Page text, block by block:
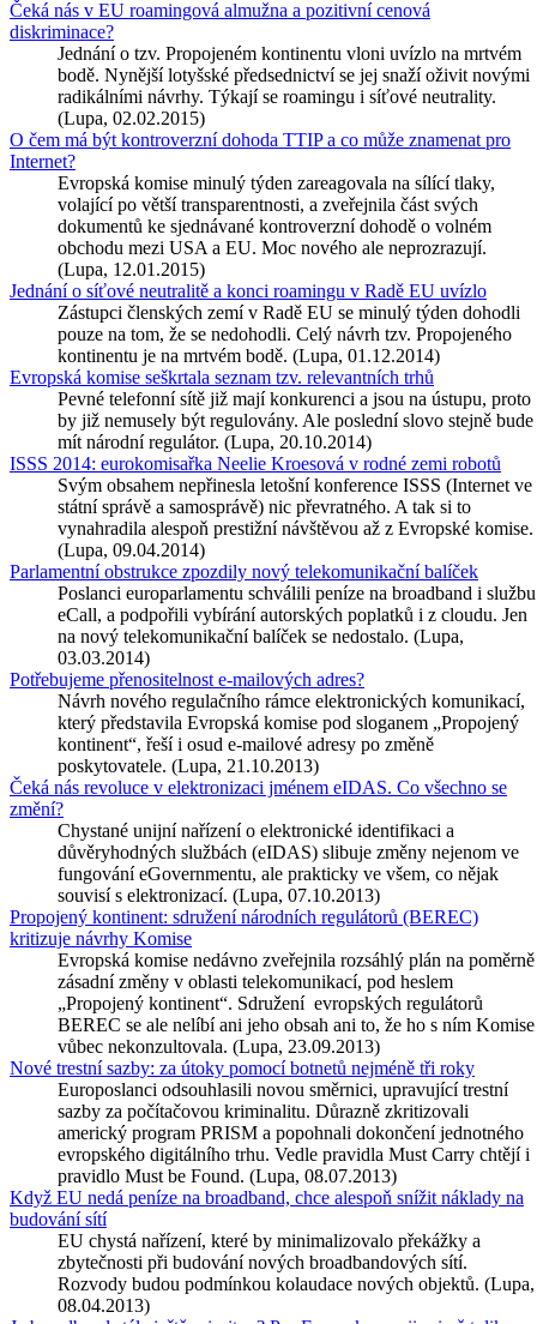
Čeká nás v EU roamingová almužna a pozitivní cenová
diskriminace?
Jednání o tzv. Propojeném kontinentu vloni uvízlo na mrtvém
bodě. Nynější lotyšské předsednictví se jej snaží oživit novými
radikálními návrhy. Týkají se roamingu i síťové neutrality.
(Lupa, 02.02.2015)
O čem má být kontroverzní dohoda TTIP a co může znamenat pro
Internet?
Evropská komise minulý týden zareagovala na sílící tlaky,
volající po větší transparentnosti, a zveřejnila část svých
dokumentů ke sjednávané kontroverzní dohodě o volném
obchodu mezi USA a EU. Moc nového ale neprozrazují.
(Lupa, 12.01.2015)
Jednání o síťové neutralitě a konci roamingu v Radě EU uvízlo
Zástupci členských zemí v Radě EU se minulý týden dohodli
pouze na tom, že se nedohodli. Celý návrh tzv. Propojeného
kontinentu je na mrtvém bodě. (Lupa, 01.12.2014)
Evropská komise seškrtala seznam tzv. relevantních trhů
Pevné telefonní sítě již mají konkurenci a jsou na ústupu, proto
by již nemusely být regulovány. Ale poslední slovo stejně bude
mít národní regulátor. (Lupa, 20.10.2014)
ISSS 2014: eurokomisařka Neelie Kroesová v rodné zemi robotů
Svým obsahem nepřinesla letošní konference ISSS (Internet ve
státní správě a samosprávě) nic převratného. A tak si to
vynahradila alespoň prestižní návštěvou až z Evropské komise.
(Lupa, 09.04.2014)
Parlamentní obstrukce zpozdily nový telekomunikační balíček
Poslanci europarlamentu schválili peníze na broadband i službu
eCall, a podpořili vybírání autorských poplatků i z cloudu. Jen
na nový telekomunikační balíček se nedostalo. (Lupa,
03.03.2014)
Potřebujeme přenositelnost e-mailových adres?
Návrh nového regulačního rámce elektronických komunikací,
který představila Evropská komise pod sloganem „Propojený
kontinent“, řeší i osud e-mailové adresy po změně
poskytovatele. (Lupa, 21.10.2013)
Čeká nás revoluce v elektronizaci jménem eIDAS. Co všechno se
změní?
Chystané unijní nařízení o elektronické identifikaci a
důvěryhodných službách (eIDAS) slibuje změny nejenom ve
fungování eGovernmentu, ale prakticky ve všem, co nějak
souvisí s elektronizací. (Lupa, 07.10.2013)
Propojený kontinent: sdružení národních regulátorů (BEREC)
kritizuje návrhy Komise
Evropská komise nedávno zveřejnila rozsáhlý plán na poměrně
zásadní změny v oblasti telekomunikací, pod heslem
„Propojený kontinent“. Sdružení evropských regulátorů
BEREC se ale nelíbí ani jeho obsah ani to, že ho s ním Komise
vůbec nekonzultovala. (Lupa, 23.09.2013)
Nové trestní sazby: za útoky pomocí botnetů nejméně tři roky
Europoslanci odsouhlasili novou směrnici, upravující trestní
sazby za počítačovou kriminalitu. Důrazně zkritizovali
americký program PRISM a popohnali dokončení jednotného
evropského digitálního trhu. Vedle pravidla Must Carry chtějí i
pravidlo Must be Found. (Lupa, 08.07.2013)
Když EU nedá peníze na broadband, chce alespoň snížit náklady na
budování sítí
EU chystá nařízení, které by minimalizovalo překážky a
zbytečnosti při budování nových broadbandových sítí.
Rozvody budou podmínkou kolaudace nových objektů. (Lupa,
08.04.2013)